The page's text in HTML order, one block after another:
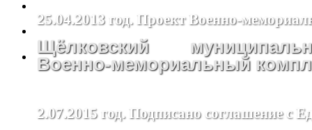
25.04.2013 год. Проект Военно-
Щёлковский
Военно-мемориальный
2.07.2015 год. Подписано соглашение с